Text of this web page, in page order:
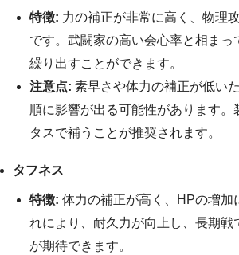
特徴: 力の補正が非常に高く、物理
です。武闘家の高い会心率と相まっ
繰り出すことができます。
注意点: 素早さや体力の補正が低い
順に影響が出る可能性があります。
タスで補うことが推奨されます。
タフネス
特徴: 体力の補正が高く、HPの増加
れにより、耐久力が向上し、長期戦
が期待できます。